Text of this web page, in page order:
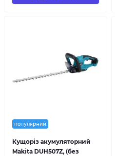
популярний
Кущоріз акумуляторний
Makita DUH507Z, (без